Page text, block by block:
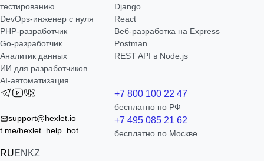
тестированию
DevOps-инженер с нуля
РНР-разработчик
Go-разработчик
Аналитик данных
ИИ для разработчиков
AI-автоматизация
Django
React
Веб-разработка на Express
Postman
REST API в Node.js
support@hexlet.io
t.me/hexlet_help_bot
RUEN KZ
+7 800 100 22 47
бесплатно по РФ
+7 495 085 21 62
бесплатно по Москве